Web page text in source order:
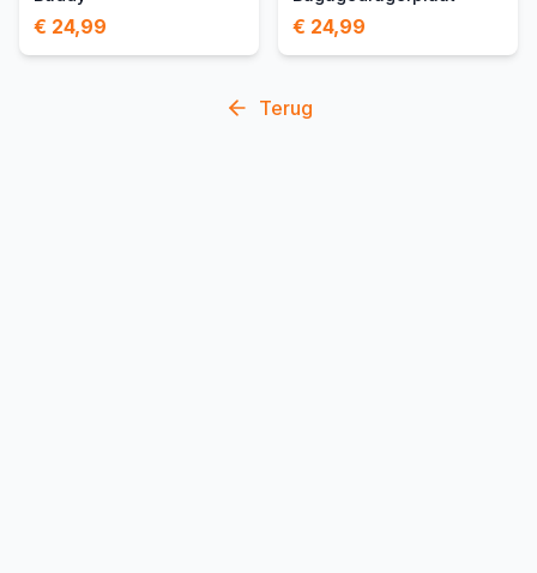
€ 24,99 € 24,99
Terug